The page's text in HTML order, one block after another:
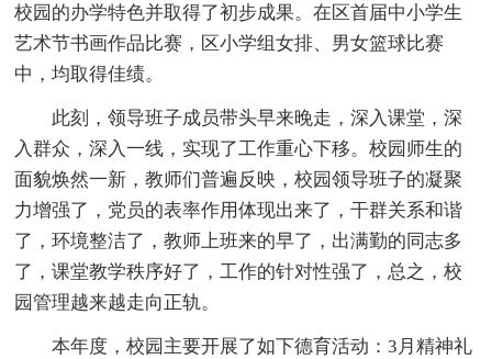
校园的办学特色并取得了初步成果。在区首届中小学生
艺术节书画作品比赛，区小学组女排、男女篮球比赛
中，均取得佳绩。
此刻，领导班子成员带头早来晚走，深入课堂，深
入群众，深入一线，实现了工作重心下移。校园师生的
面貌焕然一新，教师们普遍反映，校园领导班子的凝聚
力增强了，党员的表率作用体现出来了，干群关系和谐
了，环境整洁了，教师上班来的早了，出满勤的同志多
了，课堂教学秩序好了，工作的针对性强了，总之，校
园管理越来越走向正轨。
本年度，校园主要开展了如下德育活动：3月精神礼